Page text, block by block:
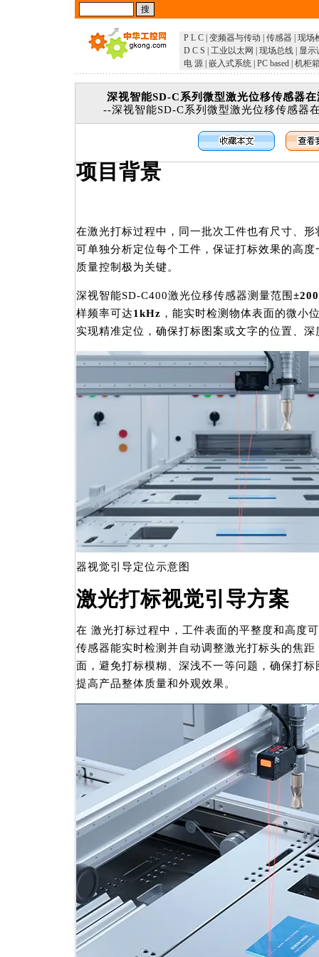
P L C 变频器与传动 传感器 现场
D C S
工业以太网 现场总线
显示
电 源 嵌入式系统 PC based 机柜
深视智能SD-C系列微型激光位移传感器
--深视智能SD-C系列微型激光位移传感器
项目背景
在激光打标过程中，同一批次工件也有尺寸、
可单独分析定位每个工件，保证打标效果的高
质量控制极为关键。
深视智能SD-C400激光位移传感器测量范围
样频率可达1kHz ，能实时检测物体表面的微小
实现精准定位，确保打标图案或文字的位置、深
器视觉引导定位示意图
激光打标视觉引导方案
在 激光打标过程中，工件表面的平整度和高度
传感器能实时检测并自动调整激光打标头的焦
面，避免打标模糊、深浅不一等问题，确保打
提高产品整体质量和外观效果。